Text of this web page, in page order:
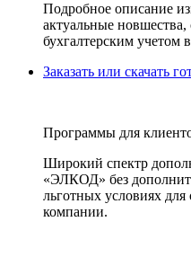
Подробное описание
актуальные
бухгалтерским учетом
Заказать или скачать
Программы для
Широкий спектр
«ЭЛКОД» без
льготных условиях
компании.